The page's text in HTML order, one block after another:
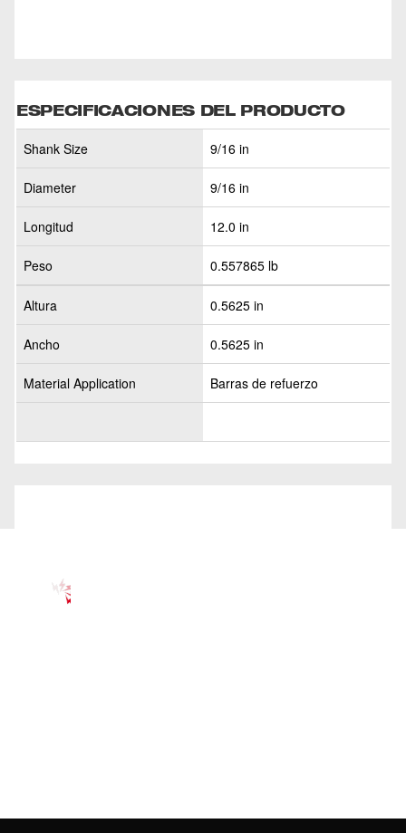
ESPECIFICACIONES DEL PRODUCTO
Shank Size 9/16 in
Diameter 9/16 in
Longitud 12.0 in
Peso 0.557865 lb
Altura 0.5625 in
Ancho 0.5625 in
Material Application Barras de refuerzo